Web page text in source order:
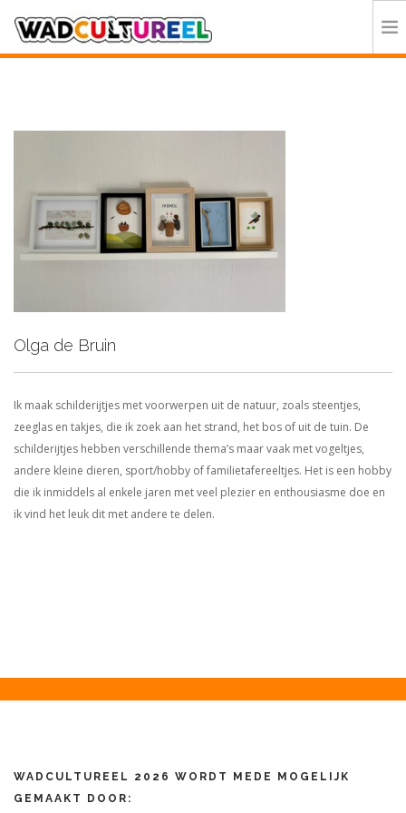
CONTACT
ORGANISATIE
Olga de Bruin
Ik maak schilderijtjes met voorwerpen uit de natuur, zoals steentjes,
zeeglas en takjes, die ik zoek aan het strand, het bos of uit de tuin. De
schilderijtjes hebben verschillende thema’s maar vaak met vogeltjes,
andere kleine dieren, sport/hobby of familietafereeltjes. Het is een hobby
die ik inmiddels al enkele jaren met veel plezier en enthousiasme doe en
ik vind het leuk dit met andere te delen.
WADCULTUREEL 2026 WORDT MEDE MOGELIJK
GEMAAKT DOOR: